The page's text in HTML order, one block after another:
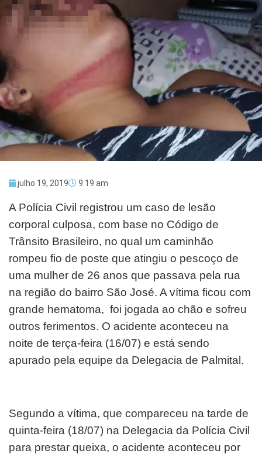
julho 19, 2019 9:19 am
A Polícia Civil registrou um caso de lesão
corporal culposa, com base no Código de
Trânsito Brasileiro, no qual um caminhão
rompeu fio de poste que atingiu o pescoço de
uma mulher de 26 anos que passava pela rua
na região do bairro São José. A vítima ficou com
grande hematoma, foi jogada ao chão e sofreu
outros ferimentos. O acidente aconteceu na
noite de terça-feira (16/07) e está sendo
apurado pela equipe da Delegacia de Palmital.
Segundo a vítima, que compareceu na tarde de
quinta-feira (18/07) na Delegacia da Polícia Civil
para prestar queixa, o acidente aconteceu por